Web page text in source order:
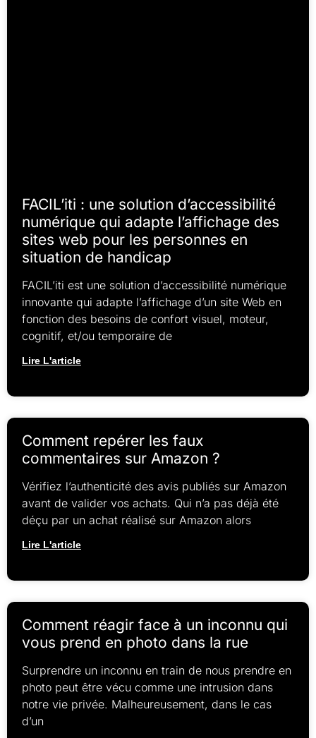
FACIL’iti : une solution d’accessibilité
numérique qui adapte l’affichage des
sites web pour les personnes en
situation de handicap
FACIL’iti est une solution d’accessibilité numérique
innovante qui adapte l’affichage d’un site Web en
fonction des besoins de confort visuel, moteur,
cognitif, et/ou temporaire de
Lire L'article
Comment repérer les faux
commentaires sur Amazon ?
Vérifiez l’authenticité des avis publiés sur Amazon
avant de valider vos achats. Qui n’a pas déjà été
déçu par un achat réalisé sur Amazon alors
Lire L'article
Comment réagir face à un inconnu qui
vous prend en photo dans la rue
Surprendre un inconnu en train de nous prendre en
photo peut être vécu comme une intrusion dans
notre vie privée. Malheureusement, dans le cas
d’un